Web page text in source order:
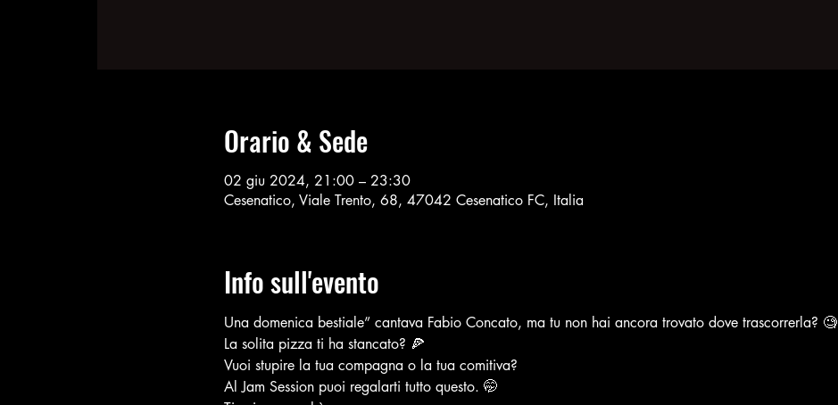
Orario & Sede
02 giu 2024, 21:00 – 23:30
Cesenatico, Viale Trento, 68, 47042 Cesenatico FC, Italia
Info sull'evento
Una domenica bestiale” cantava Fabio Concato, ma tu non hai ancora trovato dove trascorrerla? 🧐
La solita pizza ti ha stancato? 🍕
Vuoi stupire la tua compagna o la tua comitiva?
Al Jam Session puoi regalarti tutto questo. 🤭